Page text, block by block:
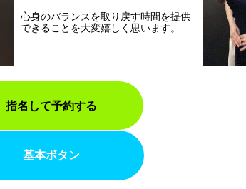
心身のバランスを取り戻す時間を提供
できることを大変嬉しく思います。
指名して予約する
基本ボタン